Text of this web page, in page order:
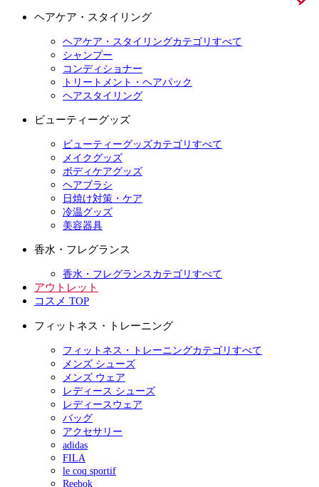
ヘアケア・スタイリング
ヘアケア・スタイリングカテゴリすべて
シャンプー
コンディショナー
トリートメント・ヘアパック
ヘアスタイリング
ビューティーグッズ
ビューティーグッズカテゴリすべて
メイクグッズ
ボディケアグッズ
ヘアブラシ
日焼け対策・ケア
冷温グッズ
美容器具
香水・フレグランス
香水・フレグランスカテゴリすべて
アウトレット
コスメ TOP
フィットネス・トレーニング
フィットネス・トレーニングカテゴリすべて
メンズ シューズ
メンズ ウェア
レディース シューズ
レディースウェア
バッグ
アクセサリー
adidas
FILA
le coq sportif
Reebok